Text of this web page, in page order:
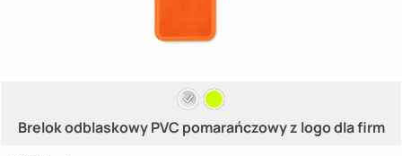
Brelok odblaskowy PVC pomarańczowy z logo dla firm